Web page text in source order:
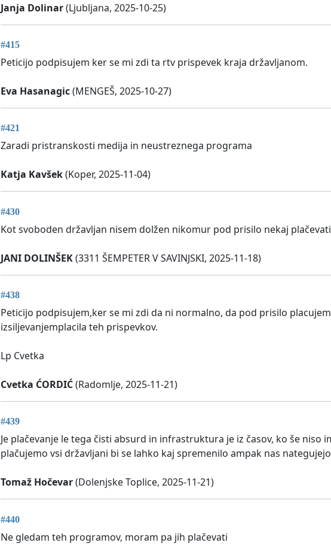
Janja Dolinar(Ljubljana, 2025-10-25)
#415
Peticijo podpisujem ker se mi zdi ta rtv prispevek kraja državljanom.
Eva Hasanagic(MENGEŠ, 2025-10-27)
#421
Zaradi pristranskosti medija in neustreznega programa
Katja Kavšek(Koper, 2025-11-04)
#430
Kot svoboden državljan nisem dolžen nikomur pod prisilo nekaj
JANI DOLINŠEK(3311 ŠEMPETER V SAVINJSKI, 2025-11-18)
#438
Peticijo podpisujem,ker se mi zdi da ni normalno, da pod prisilo
izsiljevanjemplacila teh prispevkov.
Lp Cvetka
Cvetka ĆORDIĆ(Radomlje, 2025-11-21)
#439
Je plačevanje le tega čisti absurd in infrastruktura je iz časov, ko še niso
plačujemo vsi državljani bi se lahko kaj spremenilo ampak nas
Tomaž Hočevar(Dolenjske Toplice, 2025-11-21)
#440
Ne gledam teh programov, moram pa jih plačevati